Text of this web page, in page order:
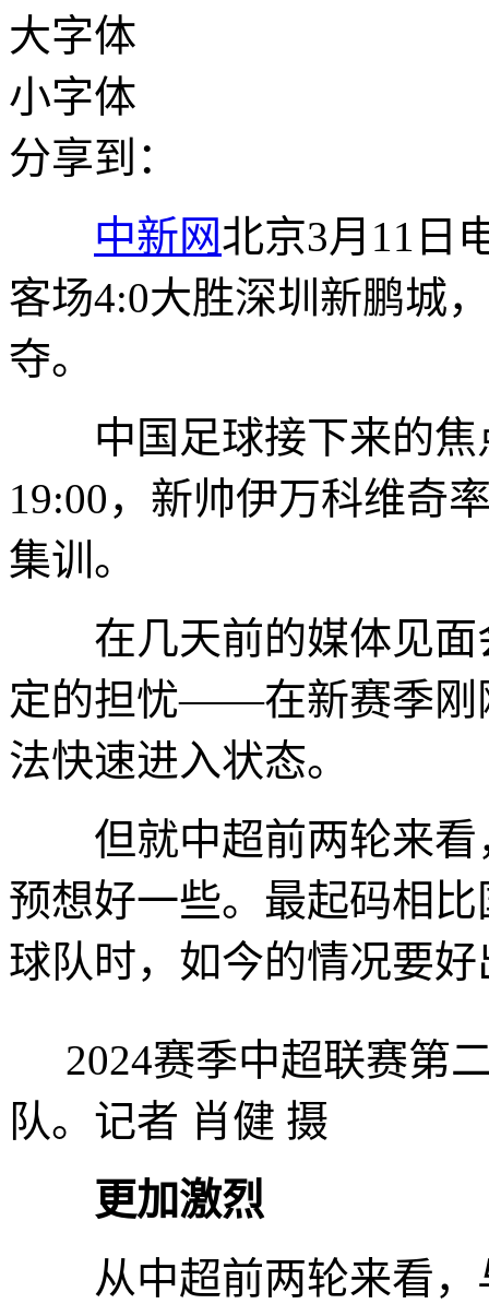
大字体
小字体
分享到：
中新网北京3月11日
客场4:0大胜深圳新鹏城
夺。
中国足球接下来的焦
19:00，新帅伊万科维奇
集训。
在几天前的媒体见面
定的担忧——在新赛季刚
法快速进入状态。
但就中超前两轮来看
预想好一些。最起码相
球队时，如今的情况要
2024赛季中超联赛第
队。记者 肖健 摄
更加激烈
从中超前两轮来看，